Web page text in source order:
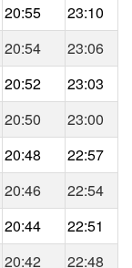
20:55
23:10
20:54
23:06
20:52
23:03
20:50
23:00
20:48
22:57
20:46
22:54
20:44
22:51
20:42
22:48